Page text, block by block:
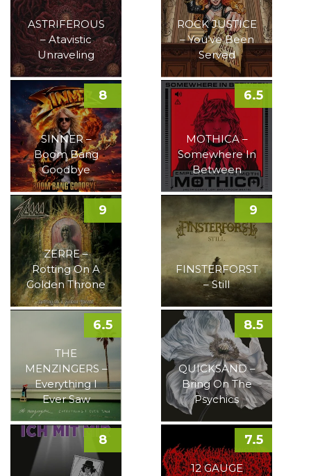
ASTRIFEROUS
– Atavistic
Unraveling
ROCK JUSTICE
– You’ve Been
Served
SINNER –
Boom Bang
Goodbye
8
MOTHICA –
Somewhere In
Between
6.5
ZERRE –
Rotting On A
Golden Throne
9
FINSTERFORST
– Still
9
THE
MENZINGERS –
Everything I
Ever Saw
6.5
QUICKSAND –
Bring On The
Psychics
8.5
8
12 GAUGE
7.5